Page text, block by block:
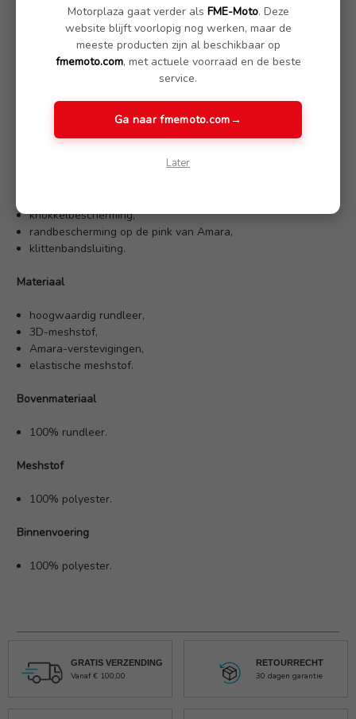
ventilatie door 3D-meshstof,
elastische inzetstukken,
padding op de handpalm,
touchscreenfunctie.
knokkelbescherming,
randbescherming op de pink van Amara,
klittenbandsluiting.
Materiaal
hoogwaardig rundleer,
3D-meshstof,
Amara-verstevigingen,
elastische meshstof.
Bovenmateriaal
100% rundleer.
Meshstof
100% polyester.
Binnenvoering
100% polyester.
GRATIS VERZENDING
Vanaf € 100,00
RETOURRECHT
30 dagen garantie
Motorplaza gaat verder als FME-Moto. Deze
website blijft voorlopig nog werken, maar de
meeste producten zijn al beschikbaar op
fmemoto.com, met actuele voorraad en de beste
service.
Ga naar fmemoto.com→
Later